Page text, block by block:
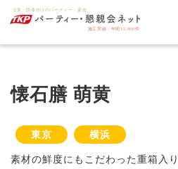
懐石膳 萌黄
東京 横浜
素材の鮮度にもこだわった重箱入